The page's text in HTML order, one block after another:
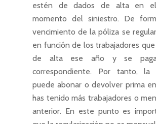
estén de dados de alta en
momento del siniestro. De
vencimiento de la póliza se
en función de los trabajadores
de alta ese año y se
correspondiente. Por tanto, la
puede abonar o devolver prima
has tenido más trabajadores o
anterior. En este punto es